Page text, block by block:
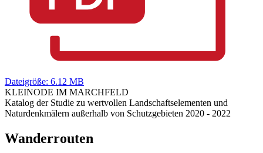
Dateigröße: 6.12 MB
KLEINODE IM MARCHFELD
Katalog der Studie zu wertvollen Landschaftselementen und
Naturdenkmälern außerhalb von Schutzgebieten 2020 - 2022
Wanderrouten